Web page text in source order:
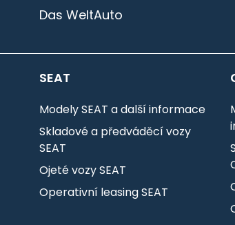
Das WeltAuto
SEAT
Modely SEAT a další informace
Skladové a předváděcí vozy
SEAT
Ojeté vozy SEAT
Operativní leasing SEAT